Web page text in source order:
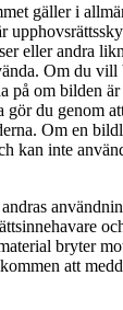
gäller i
eller andra
Om du vill
på om bilden
du genom
Om en
kan inte
bryter
att